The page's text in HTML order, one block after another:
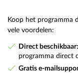
Koop het programma
vele voordelen:
Direct beschikbaar:
programma direct
Gratis e-